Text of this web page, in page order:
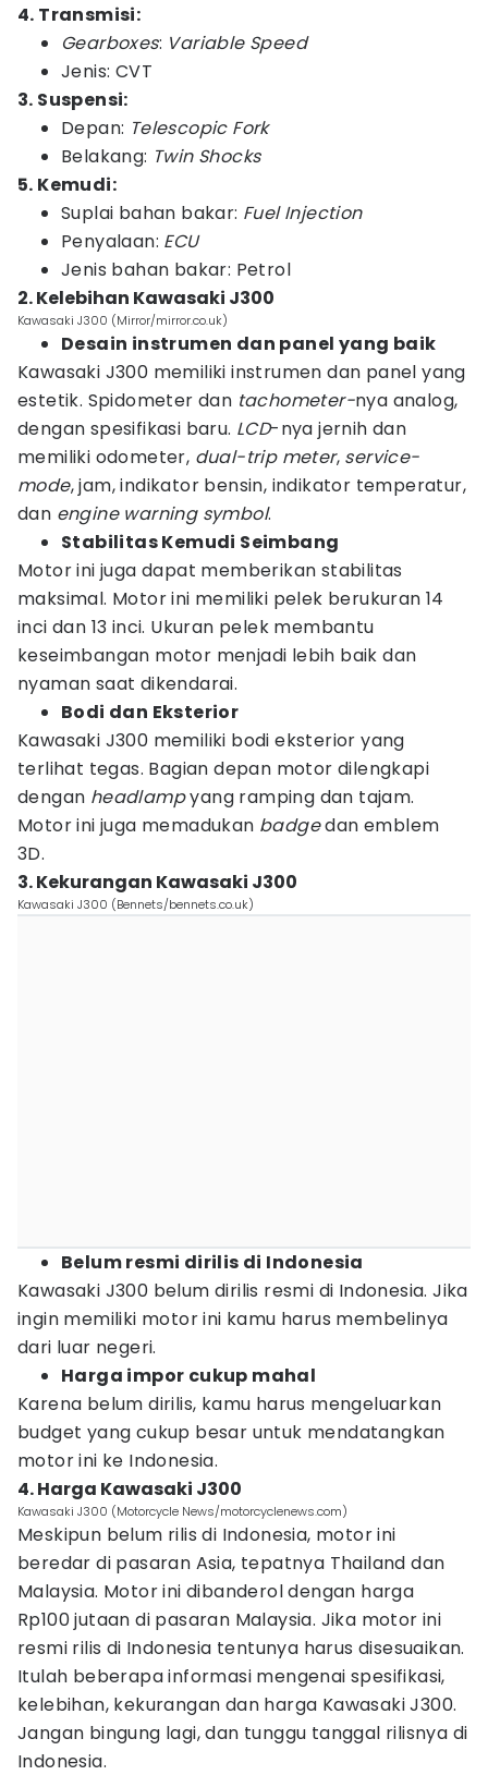
4. Transmisi:
Gearboxes: Variable Speed
Jenis: CVT
3. Suspensi:
Depan: Telescopic Fork
Belakang: Twin Shocks
5. Kemudi:
Suplai bahan bakar: Fuel Injection
Penyalaan: ECU
Jenis bahan bakar: Petrol
2. Kelebihan Kawasaki J300
Kawasaki J300 (Mirror/mirror.co.uk)
Desain instrumen dan panel yang baik
Kawasaki J300 memiliki instrumen dan panel yang
estetik. Spidometer dan tachometer-nya analog,
dengan spesifikasi baru. LCD-nya jernih dan
memiliki odometer, dual-trip meter, service-
mode, jam, indikator bensin, indikator temperatur,
dan engine warning symbol.
Stabilitas Kemudi Seimbang
Motor ini juga dapat memberikan stabilitas
maksimal. Motor ini memiliki pelek berukuran 14
inci dan 13 inci. Ukuran pelek membantu
keseimbangan motor menjadi lebih baik dan
nyaman saat dikendarai.
Bodi dan Eksterior
Kawasaki J300 memiliki bodi eksterior yang
terlihat tegas. Bagian depan motor dilengkapi
dengan headlampyang ramping dan tajam.
Motor ini juga memadukan badgedan emblem
3D.
3. Kekurangan Kawasaki J300
Kawasaki J300 (Bennets/bennets.co.uk)
Belum resmi dirilis di Indonesia
Kawasaki J300 belum dirilis resmi di Indonesia. Jika
ingin memiliki motor ini kamu harus membelinya
dari luar negeri.
Harga impor cukup mahal
Karena belum dirilis, kamu harus mengeluarkan
budget yang cukup besar untuk mendatangkan
motor ini ke Indonesia.
4. Harga Kawasaki J300
Kawasaki J300 (Motorcycle News/motorcyclenews.com)
Meskipun belum rilis di Indonesia, motor ini
beredar di pasaran Asia, tepatnya Thailand dan
Malaysia. Motor ini dibanderol dengan harga
Rp100 jutaan di pasaran Malaysia. Jika motor ini
resmi rilis di Indonesia tentunya harus disesuaikan.
Itulah beberapa informasi mengenai spesifikasi,
kelebihan, kekurangan dan harga Kawasaki J300.
Jangan bingung lagi, dan tunggu tanggal rilisnya di
Indonesia.